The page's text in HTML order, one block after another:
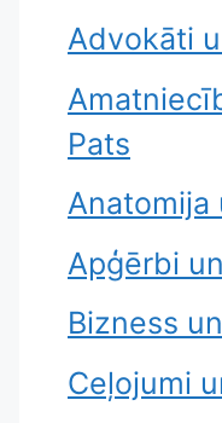
Advokāti
Pats
Anatomija
Apģērbi
Bizness
Ceļojumi